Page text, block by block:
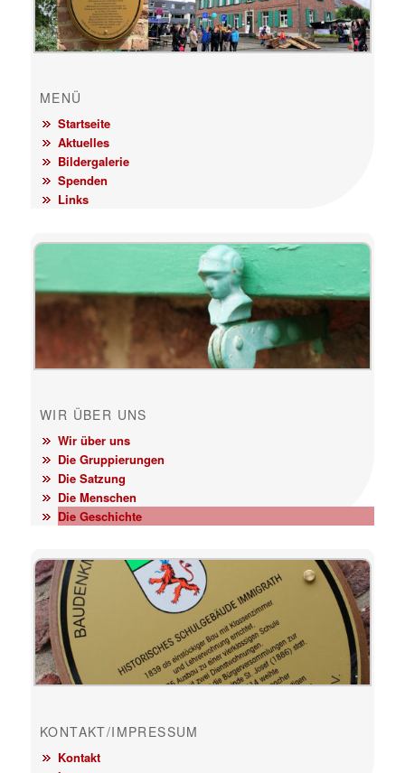
MENÜ
Startseite
Aktuelles
Bildergalerie
Spenden
Links
WIR ÜBER UNS
Wir über uns
Die Gruppierungen
Die Satzung
Die Menschen
Die Geschichte
KONTAKT/IMPRESSUM
Kontakt